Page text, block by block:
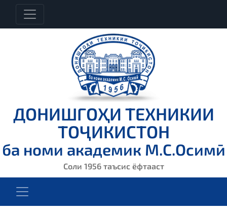
ДОНИШГОҲИ ТЕХНИКИИ
ТОҶИКИСТОН
ба номи академик М.С.Осимӣ
Соли 1956 таъсис ёфтааст